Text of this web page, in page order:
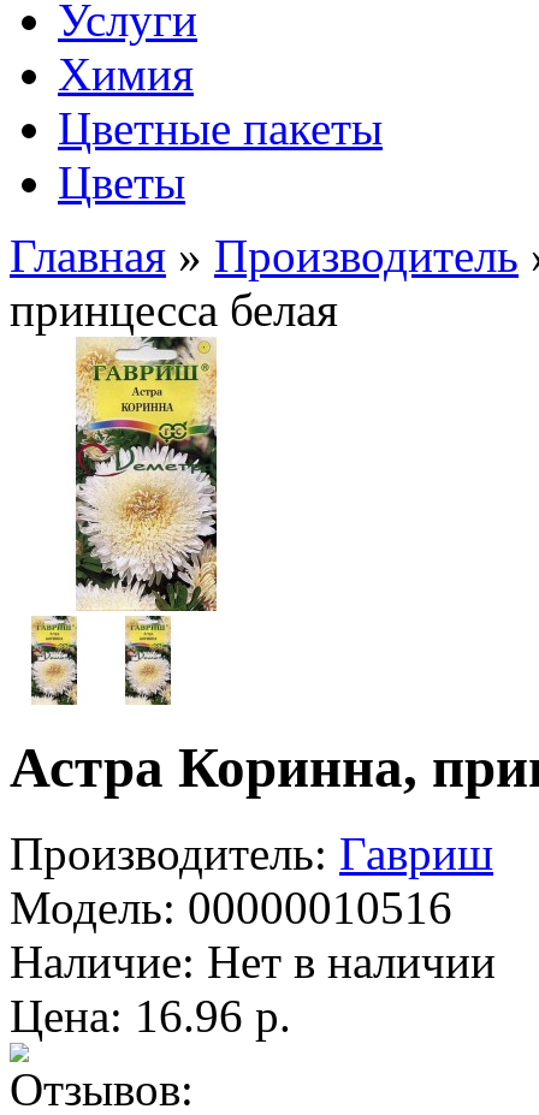
Услуги
Химия
Цветные пакеты
Цветы
Главная » Производитель
принцесса белая
Астра Коринна,
Производитель: Гавриш
Модель: 00000010516
Наличие: Нет в наличии
Цена: 16.96 р.